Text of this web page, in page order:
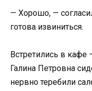
— Хорошо, —
готова извиниться.
Встретились в кафе
Галина Петровна
нервно теребили